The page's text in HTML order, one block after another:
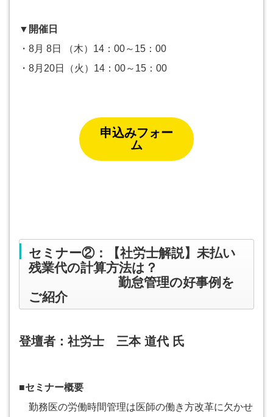
▼開催日
・8月 8日 （木）14：00～15：00
・8月20日（火）14：00～15：00
申込みフォー
ム
セミナー②：【社労士解説】未払い
残業代の計算方法は？
勤怠管理の好事例を
ご紹介
登壇者：社労士 三本 道代 氏
■セミナー概要
勤務医の労働時間管理は医師の働き方改革に欠かせ